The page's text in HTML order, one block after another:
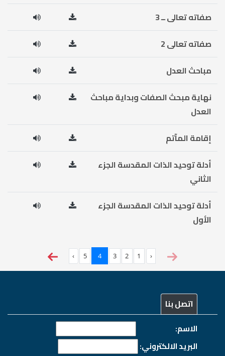
صفاته تعالى ــ 3
صفاته تعالى 2
مباحث العدل
نهاية مبحث الصفات وبداية مباحث
العدل
إقامة المآتم
أدلة توحيد الذات المقدسة الجزء
الثاني
أدلة توحيد الذات المقدسة الجزء
الأول
‹
1
2
3
4
5
›
اتصل بنا
الاسم:
البريد الالكتروني: